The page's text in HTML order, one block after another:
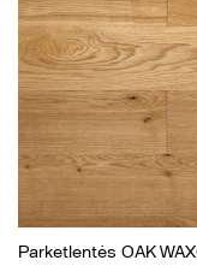
Parketlentės OAK